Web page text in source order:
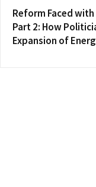
Reform Faced
Part 2: How
Expansion of